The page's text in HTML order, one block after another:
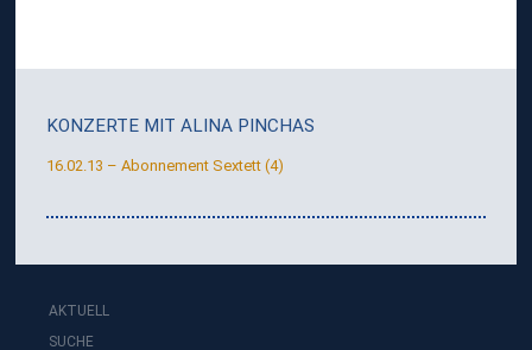
KONZERTE MIT ALINA PINCHAS
16.02.13 – Abonnement Sextett (4)
AKTUELL
SUCHE